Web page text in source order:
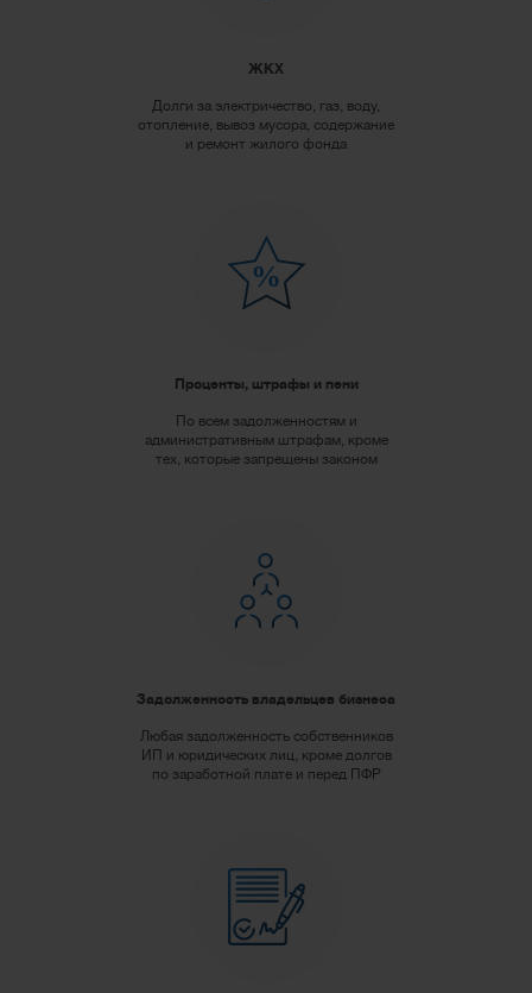
ЖКХ
Долги за электричество, газ, воду,
отопление, вывоз мусора, содержание
и ремонт жилого фонда
Проценты, штрафы и пени
По всем задолженностям и
административным штрафам, кроме
тех, которые запрещены законом
Задолженность владельцев бизнеса
Любая задолженность собственников
ИП и юридических лиц, кроме долгов
по заработной плате и перед ПФР